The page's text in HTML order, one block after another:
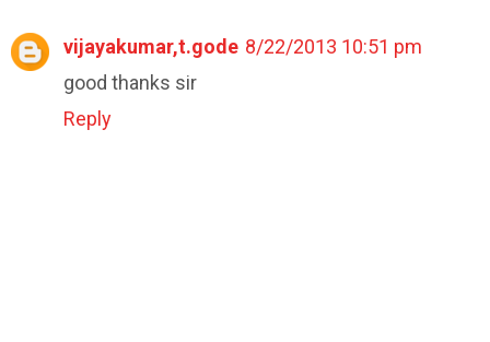
vijayakumar,t.gode 8/22/2013 10:51 pm
good thanks sir
Reply